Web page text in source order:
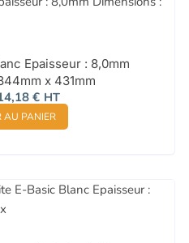
Epaisseur : 8,0mm
x 431mm
:
€Le
prix
actuel
est :
HT
AU PANIER